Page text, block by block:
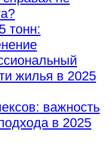
тонн:
жилья в 2025
важность
в 2025